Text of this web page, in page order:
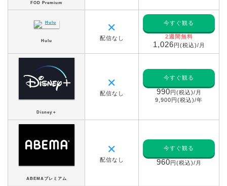
FOD Premium
Hulu
✕
配信なし
今すぐ観る
2週間無料
1,026円(税込)/月
Disney＋
✕
配信なし
今すぐ観る
990円(税込)/月
9,900円(税込)/年
ABEMAプレミアム
✕
配信なし
今すぐ観る
960円(税込)/月